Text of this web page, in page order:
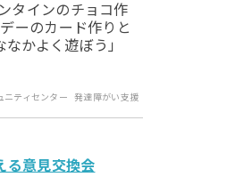
タインのチョコ作
ーのカード作りと
かよく遊ぼう」
ティセンター 発達障がい支援
意見交換会